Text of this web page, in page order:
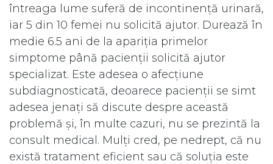
întreaga lume suferă de incontinență urinară,
iar 5 din 10 femei nu solicită ajutor. Durează în
medie 6.5 ani de la apariția primelor
simptome până pacienții solicită ajutor
specializat. Este adesea o afecțiune
subdiagnosticată, deoarece pacienții se simt
adesea jenați să discute despre această
problemă și, în multe cazuri, nu se prezintă la
consult medical. Mulți cred, pe nedrept, că nu
există tratament eficient sau că soluția este